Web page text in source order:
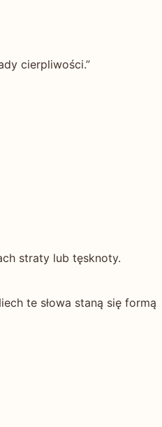
cierpliwości.”
straty lub tęsknoty.
te słowa staną się formą